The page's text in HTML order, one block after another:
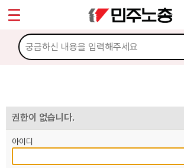
권한이 없습니다.
아이디
마이페이지
소개
노동상담
자료